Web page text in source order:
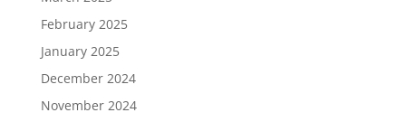
February 2025
January 2025
December 2024
November 2024